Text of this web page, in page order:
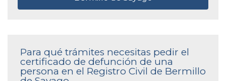
Para qué trámites necesitas pedir el
certificado de defunción de una
persona en el Registro Civil de Bermillo